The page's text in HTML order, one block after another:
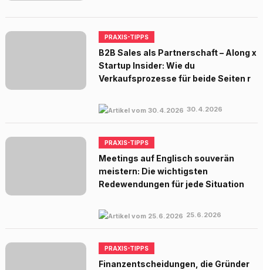
PRAXIS-TIPPS
B2B Sales als Partnerschaft – Along x
Startup Insider: Wie du
Verkaufsprozesse für beide Seiten r
30.4.2026
PRAXIS-TIPPS
Meetings auf Englisch souverän
meistern: Die wichtigsten
Redewendungen für jede Situation
25.6.2026
PRAXIS-TIPPS
Finanzentscheidungen, die Gründer